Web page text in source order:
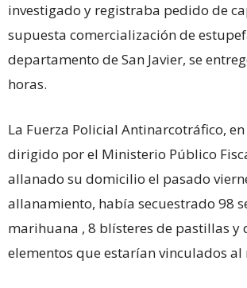
investigado y registraba pedido de
supuesta comercialización de
departamento de San Javier, se
horas.
La Fuerza Policial Antinarcotráfico,
dirigido por el Ministerio Público
allanado su domicilio el pasado
allanamiento, había secuestrado 98
marihuana , 8 blísteres de pastillas y
elementos que estarían vinculados al